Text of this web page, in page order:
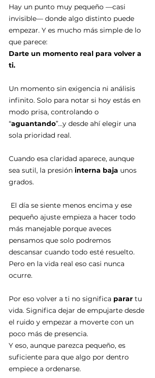
Hay un punto muy pequeño —casi
invisible— donde algo distinto puede
empezar. Y es mucho más simple de lo
que parece:
Darte un momento real para volver a
ti.
Un momento sin exigencia ni análisis
infinito. Solo para notar si hoy estás en
modo prisa, controlando o
“aguantando”…y desde ahí elegir una
sola prioridad real.
Cuando esa claridad aparece, aunque
sea sutil, la presión interna baja unos
grados.
pequeño ajuste empieza a hacer todo
más manejable porque aveces
pensamos que solo podremos
descansar cuando todo esté resuelto.
Pero en la vida real eso casi nunca
ocurre.
Por eso volver a ti no significa parar tu
vida. Significa dejar de empujarte desde
el ruido y empezar a moverte con un
poco más de presencia.
Y eso, aunque parezca pequeño, es
suficiente para que algo por dentro
empiece a ordenarse.